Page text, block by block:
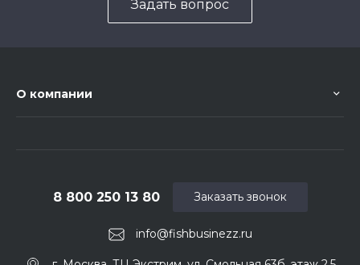
Задать вопрос
О компании
info@fishbusinezz.ru
8 800 250 13 80 Заказать звонок